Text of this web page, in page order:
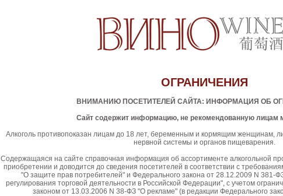
ОГРАНИЧЕНИЯ
ВНИМАНИЮ ПОСЕТИТЕЛЕЙ САЙТА: ИНФОРМАЦИЯ ОБ
Сайт содержит информацию, не рекомендованную лицам
Алкоголь противопоказан лицам до 18 лет, беременным и кормящим женщинам,
нервной системы и органов пищеварения.
Содержащаяся на сайте справочная информация об ассортименте алкогольной
приобретении и доводится до сведения посетителей в соответствии с
"О защите прав потребителей" и Федерального закона от 28.12.2009 N 381-
регулирования торговой деятельности в Российской Федерации", с учетом
законом от 13.03.2006 N 38-ФЗ "О рекламе" (в редакции Федерального